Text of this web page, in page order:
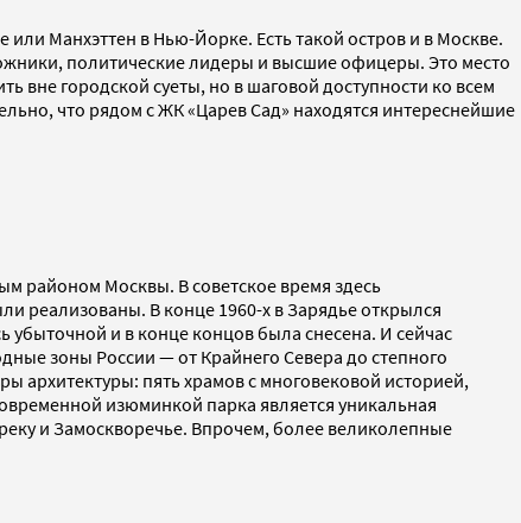
Манхэттен в Нью-Йорке. Есть такой остров и в Москве.
политические лидеры и высшие офицеры. Это место
вне городской суеты, но в шаговой доступности ко всем
что рядом с ЖК «Царев Сад» находятся интереснейшие
районом Москвы. В советское время здесь
реализованы. В конце 1960-х в Зарядье открылся
убыточной и в конце концов была снесена. И сейчас
зоны России — от Крайнего Севера до степного
архитектуры: пять храмов с многовековой историей,
изюминкой парка является уникальная
и Замоскворечье. Впрочем, более великолепные